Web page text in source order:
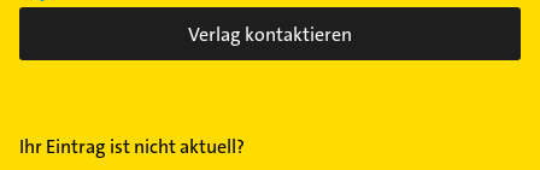
Verlag kontaktieren
Ihr Eintrag ist nicht aktuell?